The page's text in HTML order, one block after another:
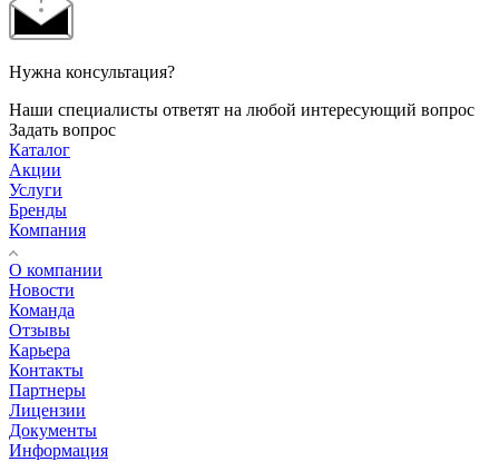
Нужна консультация?
Наши специалисты ответят на любой интересующий вопрос
Задать вопрос
Каталог
Акции
Услуги
Бренды
Компания
О компании
Новости
Команда
Отзывы
Карьера
Контакты
Партнеры
Лицензии
Документы
Информация